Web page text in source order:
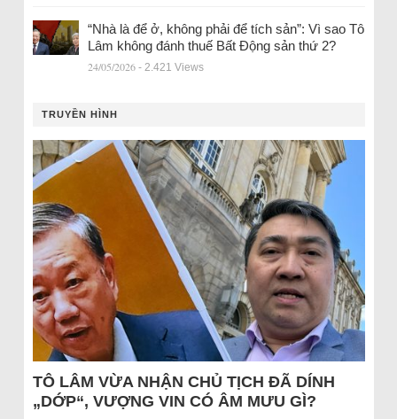
“Nhà là để ở, không phải để tích sản”: Vì sao Tô
Lâm không đánh thuế Bất Động sản thứ 2?
24/05/2026 - 2.421 Views
TRUYỀN HÌNH
TÔ LÂM VỪA NHẬN CHỦ TỊCH ĐÃ DÍNH
„DỚP“, VƯỢNG VIN CÓ ÂM MƯU GÌ?